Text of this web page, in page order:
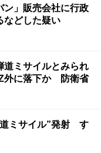
ン」販売会社に行政
どした疑い
道ミサイルとみられ
外に落下か 防衛省
道ミサイル”発射 す